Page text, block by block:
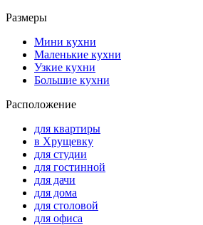
Размеры
Мини кухни
Маленькие кухни
Узкие кухни
Большие кухни
Расположение
для квартиры
в Хрущевку
для студии
для гостинной
для дачи
для дома
для столовой
для офиса